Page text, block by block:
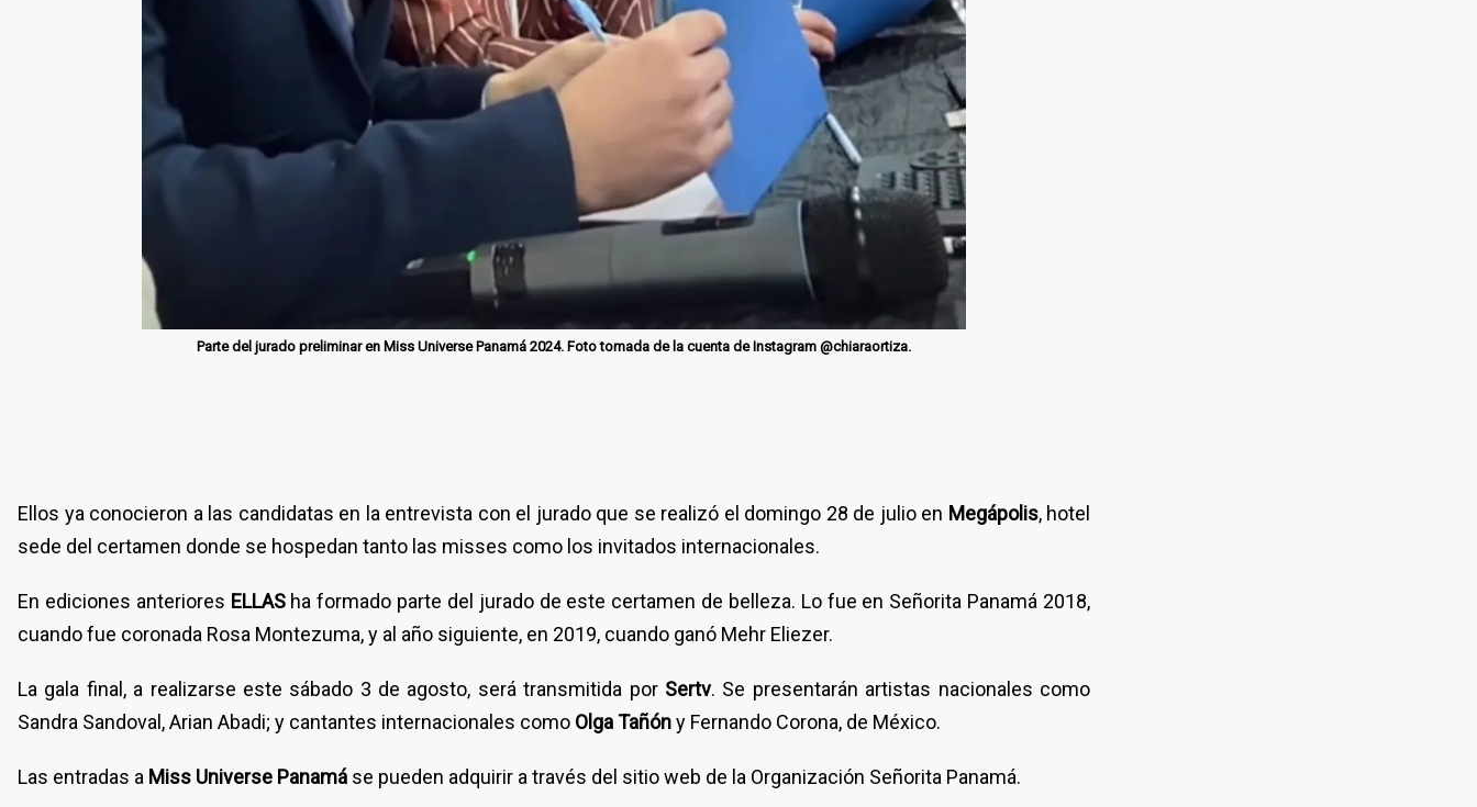
Parte del jurado preliminar en Miss Universe Panamá 2024. Foto tomada de la cuenta de Instagram @chiaraortiza.
Ellos ya conocieron a las candidatas en la entrevista con el jurado que se realizó el domingo 28 de julio en Megápolis, hotel
sede del certamen donde se hospedan tanto las misses como los invitados internacionales.
En ediciones anteriores ELLAS ha formado parte del jurado de este certamen de belleza. Lo fue en Señorita Panamá 2018,
cuando fue coronada Rosa Montezuma, y al año siguiente, en 2019, cuando ganó Mehr Eliezer.
La gala final, a realizarse este sábado 3 de agosto, será transmitida por Sertv. Se presentarán artistas nacionales como
Sandra Sandoval, Arian Abadi; y cantantes internacionales como Olga Tañóny Fernando Corona, de México.
Las entradas a Miss Universe Panamá se pueden adquirir a través del sitio web de la Organización Señorita Panamá.